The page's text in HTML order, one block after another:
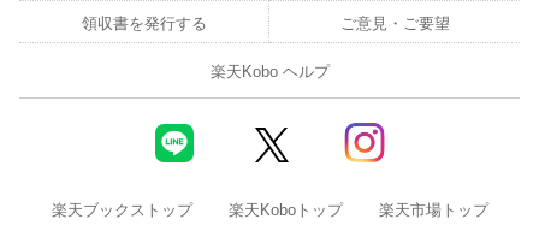
領収書を発行する ご意見・ご要望
楽天Kobo ヘルプ
楽天ブックストップ 楽天Koboトップ 楽天市場トップ